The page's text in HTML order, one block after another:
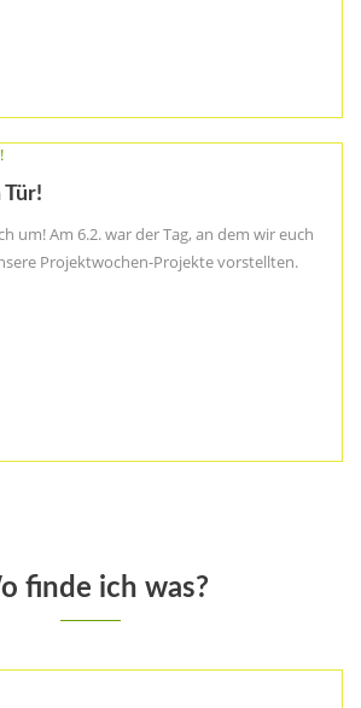
um! Am 6.2. war der Tag, an dem wir euch
Projektwochen-Projekte vorstellten.
finde ich was?